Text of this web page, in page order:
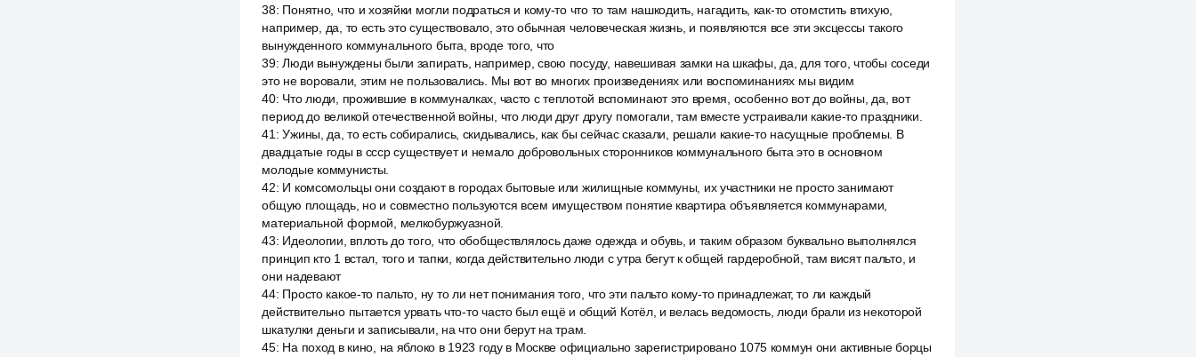
38: Понятно, что и хозяйки могли подраться и кому-то что то там нашкодить, нагадить, как-то отомстить втихую,
например, да, то есть это существовало, это обычная человеческая жизнь, и появляются все эти эксцессы такого
вынужденного коммунального быта, вроде того, что
39:Люди вынуждены были запирать, например, свою посуду, навешивая замки на шкафы, да, для того, чтобы соседи
это не воровали, этим не пользовались. Мы вот во многих произведениях или воспоминаниях мы видим
40: Что люди, прожившие в коммуналках, часто с теплотой вспоминают это время, особенно вот до войны, да, вот
период до великой отечественной войны, что люди друг другу помогали, там вместе устраивали какие-то праздники.
41 :Ужины, да, то есть собирались, скидывались, как бы сейчас сказали, решали какие-то насущные проблемы. В
двадцатые годы в ссср существует и немало добровольных сторонников коммунального быта это в основном
молодые коммунисты.
42: И комсомольцы они создают в городах бытовые или жилищные коммуны, их участники не просто занимают
общую площадь, но и совместно пользуются всем имуществом понятие квартира объявляется коммунарами,
материальной формой, мелкобуржуазной.
43: Идеологии, вплоть до того, что обобществлялось даже одежда и обувь, и таким образом буквально выполнялся
принцип кто 1 встал, того и тапки, когда действительно люди с утра бегут к общей гардеробной, там висят пальто, и
они надевают
44: Просто какое-то пальто, ну то ли нет понимания того, что эти пальто кому-то принадлежат, то ли каждый
действительно пытается урвать что-то часто был ещё и общий Котёл, и велась ведомость, люди брали из некоторой
шкатулки деньги и записывали, на что они берут на трам.
45: На поход в кино, на яблоко в 1923 году в Москве официально зарегистрировано 1075 коммун они активные борцы